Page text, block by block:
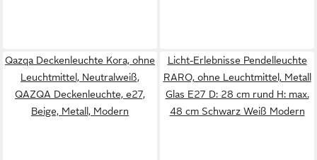
Qazqa Deckenleuchte Kora, ohne
Leuchtmittel, Neutralweiß,
QAZQA Deckenleuchte, e27,
Beige, Metall, Modern
Licht-Erlebnisse Pendelleuchte
RARO, ohne Leuchtmittel, Metall
Glas E27 D: 28 cm rund H: max.
48 cm Schwarz Weiß Modern